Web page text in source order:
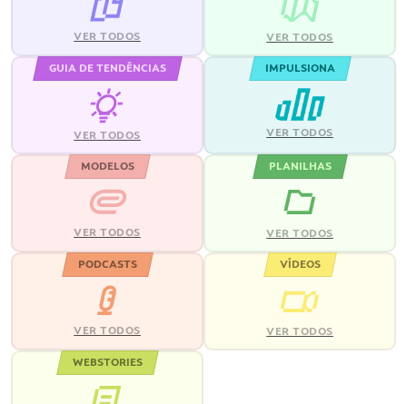
VER TODOS VER TODOS
GUIA DE TENDÊNCIAS
VER TODOS
IMPULSIONA
VER TODOS
MODELOS
VER TODOS
PLANILHAS
VER TODOS
PODCASTS
VER TODOS
VÍDEOS
VER TODOS
WEBSTORIES